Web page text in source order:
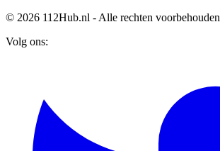
© 2026 112Hub.nl - Alle rechten voorbehouden
Volg ons: